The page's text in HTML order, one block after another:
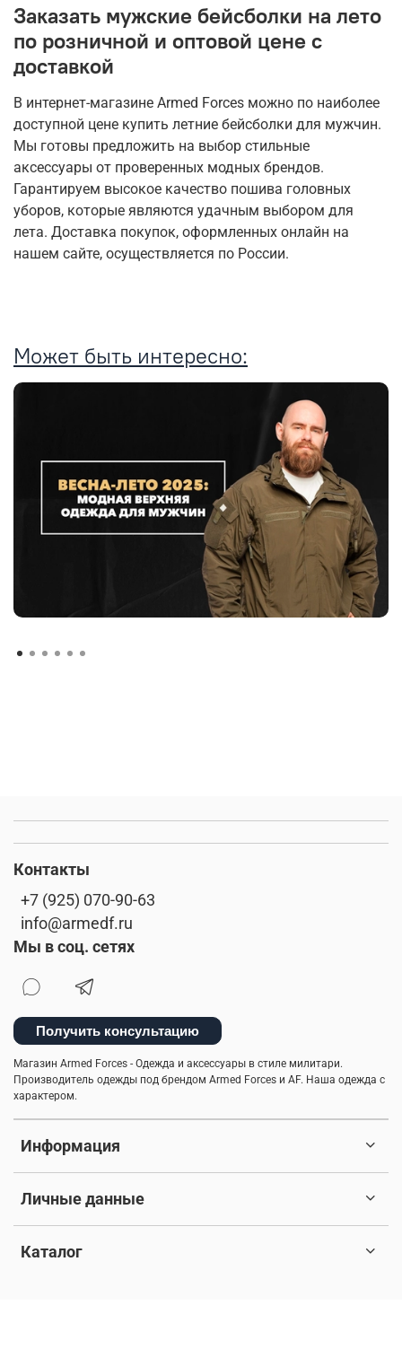
Заказать мужские бейсболки на лето
по розничной и оптовой цене с
доставкой
В интернет-магазине Armed Forces можно по наиболее
доступной цене купить летние бейсболки для мужчин.
Мы готовы предложить на выбор стильные
аксессуары от проверенных модных брендов.
Гарантируем высокое качество пошива головных
уборов, которые являются удачным выбором для
лета. Доставка покупок, оформленных онлайн на
нашем сайте, осуществляется по России.
Может быть интересно:
Информация
Личные данные
Каталог
Контакты
+7 (925) 070-90-63
info@armedf.ru
Мы в соц. сетях
Получить консультацию
Магазин Armed Forces - Одежда и аксессуары в стиле милитари.
Производитель одежды под брендом Armed Forces и AF. Наша одежда с
характером.